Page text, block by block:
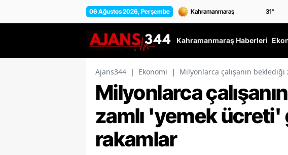
06 Ağustos 2026, Perşembe 31°
Kahramanmaraş Haberleri
Ajans344 | Ekonomi | Milyonlarca çalışanın
Milyonlarca
zamlı 'yemek ücreti'
rakamlar